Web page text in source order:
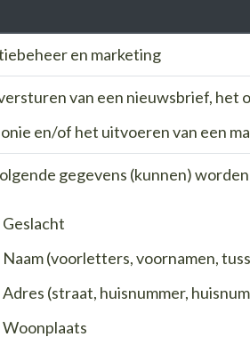
en marketing
van een nieuwsbrief, het
en/of het uitvoeren van een
gegevens (kunnen)
Geslacht
Naam (voorletters, voornamen,
Adres (straat, huisnummer,
Woonplaats